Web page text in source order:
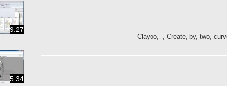
Clayoo, -, Create, by, two,
9:27
5:34